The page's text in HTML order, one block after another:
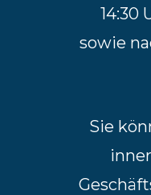
14:30
sowie
Sie